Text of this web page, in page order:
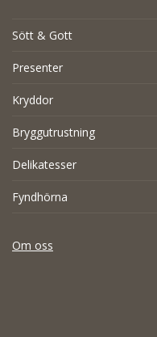
Sött & Gott
Presenter
Kryddor
Bryggutrustning
Delikatesser
Fyndhörna
Om oss